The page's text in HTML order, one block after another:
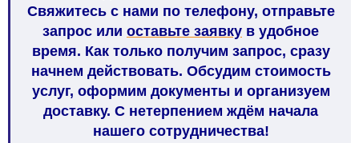
Свяжитесь с нами по телефону, отправьте
запрос или оставьте заявку в удобное
время. Как только получим запрос, сразу
начнем действовать. Обсудим стоимость
услуг, оформим документы и организуем
доставку. С нетерпением ждём начала
нашего сотрудничества!